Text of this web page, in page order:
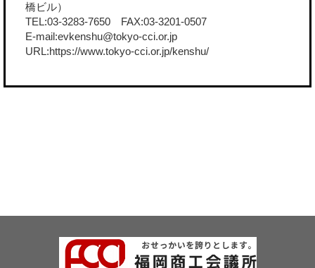
橋ビル）
TEL:03-3283-7650 FAX:03-3201-0507
E-mail:evkenshu@tokyo-cci.or.jp
URL:https://www.tokyo-cci.or.jp/kenshu/